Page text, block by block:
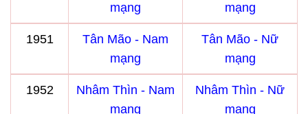
mạng
mạng
1951
Tân Mão - Nam
mạng
Tân Mão - Nữ
mạng
1952
Nhâm Thìn - Nam
mạng
Nhâm Thìn - Nữ
mạng